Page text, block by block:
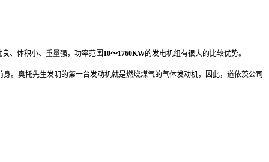
、体积小、重量强，功率范围 10～1760KW的发电机组有很大的比较优势。
。奥托先生发明的第一台发动机就是燃烧煤气的气体发动机，因此，道依茨公司